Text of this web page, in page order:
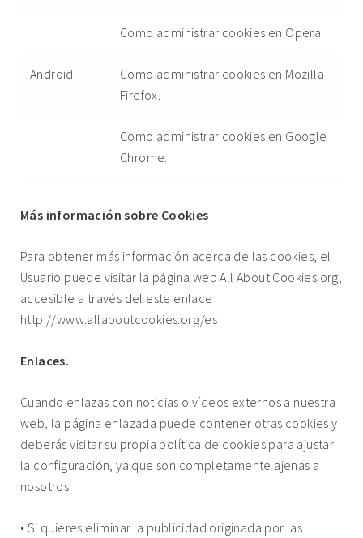
Como administrar cookies en Opera.
Android
Como administrar cookies en Mozilla
Firefox.
Como administrar cookies en Google
Chrome.
Más información sobre Cookies
Para obtener más información acerca de las cookies, el
Usuario puede visitar la página web All About Cookies.org,
accesible a través del este enlace
http://www.allaboutcookies.org/es
Enlaces.
Cuando enlazas con noticias o vídeos externos a nuestra
web, la página enlazada puede contener otras cookies y
deberás visitar su propia política de cookies para ajustar
la configuración, ya que son completamente ajenas a
nosotros.
• Si quieres eliminar la publicidad originada por las